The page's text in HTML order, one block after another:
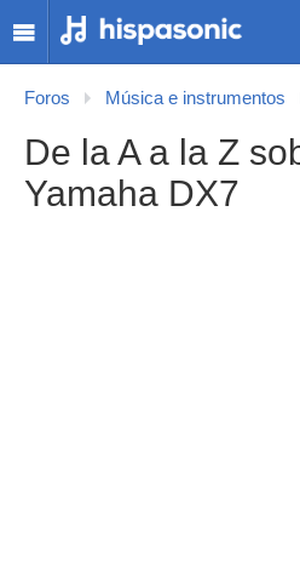
Foros Música e instrumentos
De la A a la Z
Yamaha DX7